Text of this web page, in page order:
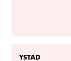
YSTAD